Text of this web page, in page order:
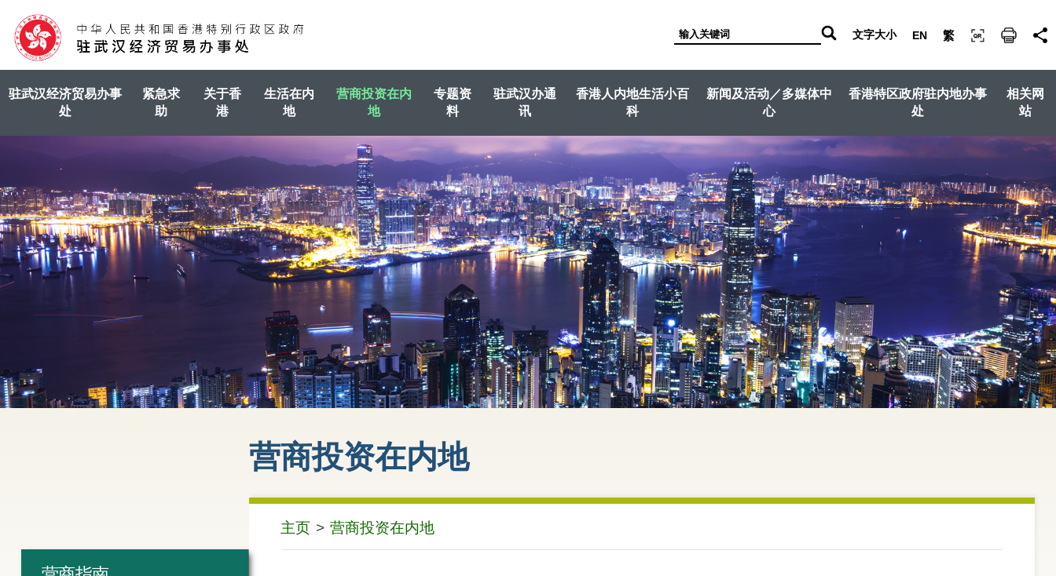
文字大小 EN 繁
驻武汉经济贸易办事
处
紧急求
助
关于香
港
生活在内
地
营商投资在内
地
专题资
料
驻武汉办通
讯
香港人内地生活小百
科
新闻及活动／多媒体中
心
香港特区政府驻内地办事
处
相关网
站
营商投资在内地
主页 > 营商投资在内地